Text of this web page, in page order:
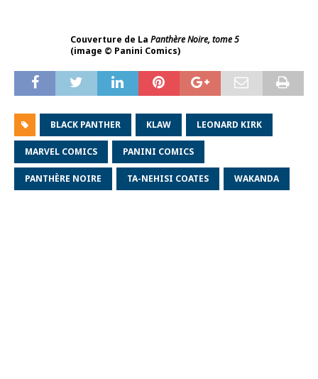
Couverture de La Panthère Noire, tome 5
(image © Panini Comics)
BLACK PANTHER KLAW LEONARD KIRK
MARVEL COMICS PANINI COMICS
PANTHÈRE NOIRE TA-NEHISI COATES WAKANDA